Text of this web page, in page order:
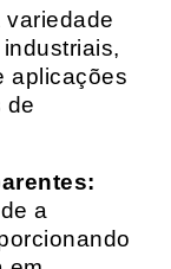
variedade
aplicações
de
a